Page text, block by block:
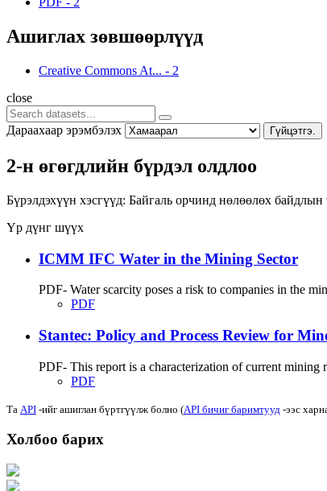
Ашиглах зөвшөөрлүүд
Creative Commons At... - 2
close
Дараахаар эрэмбэлэх Гүйцэтгэ.
2-н өгөгдлийн бүрдэл олдлоо
Бүрэлдэхүүн хэсгүүд: Байгаль орчинд нөлөөлөх байдлын
Үр дүнг шүүх
ICMM IFC Water in the Mining Sector
PDF- Water scarcity poses a risk to companies in the
PDF
Stantec: Policy and Process Review for
PDF- This report is a characterization of current
PDF
Та API -ийг ашиглан бүртгүүлж болно (API бичиг баримтууд -ээс
Холбоо барих